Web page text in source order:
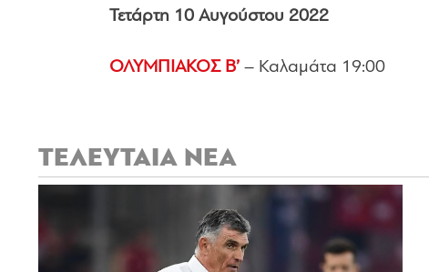
Τετάρτη 10 Αυγούστου 2022
ΟΛΥΜΠΙΑΚΟΣ Β’ – Καλαμάτα 19:00
ΤΕΛΕΥΤΑΙΑ ΝΕΑ